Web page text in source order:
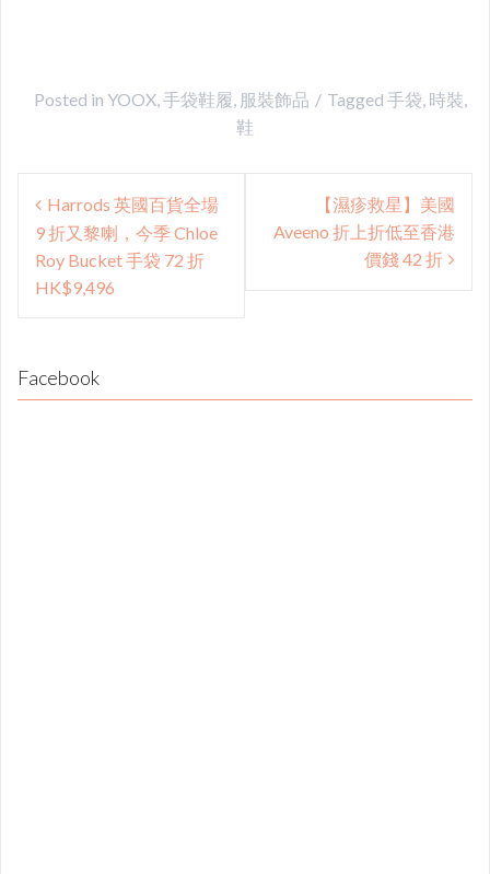
Posted in YOOX,手袋鞋履, 服裝飾品 Tagged 手袋, 時裝,
鞋
Post
navigation
Harrods 英國百貨全場
9 折又黎喇，今季 Chloe
Roy Bucket 手袋 72 折
HK$9,496
【濕疹救星】美國
Aveeno 折上折低至香港
價錢 42 折
Facebook